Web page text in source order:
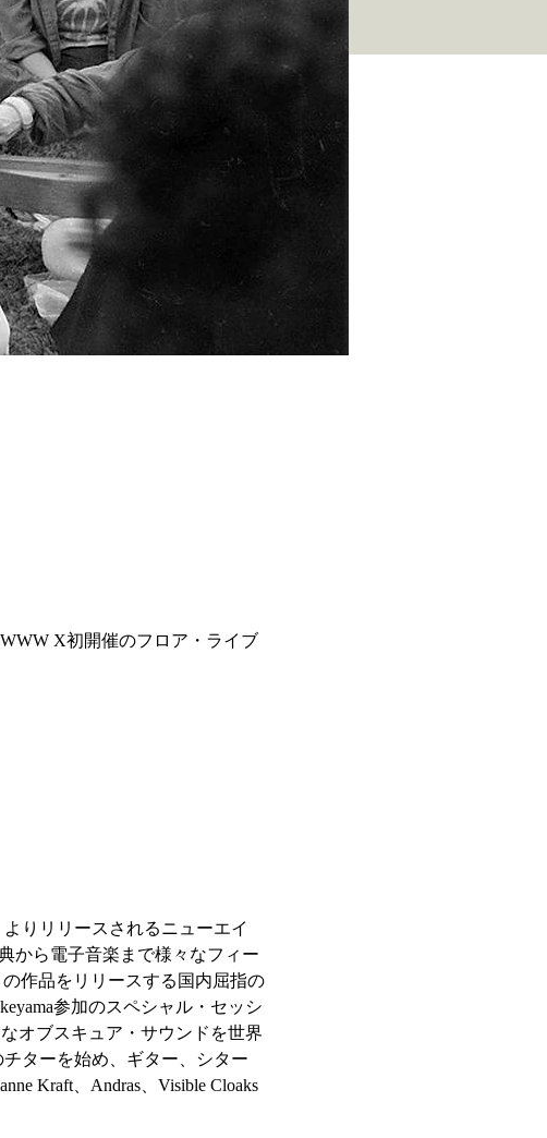
X初開催のフロア・ライブ
りリリースされるニューエイ
から電子音楽まで様々なフィー
作品をリリースする国内屈指の
参加のスペシャル・セッシ
オブスキュア・サウンドを世界
チターを始め、ギター、シター
Kraft、Andras、Visible Cloaks